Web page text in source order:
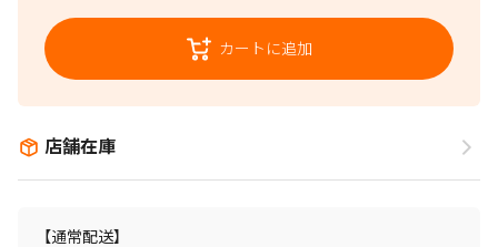
カートに追加
店舗在庫
【通常配送】